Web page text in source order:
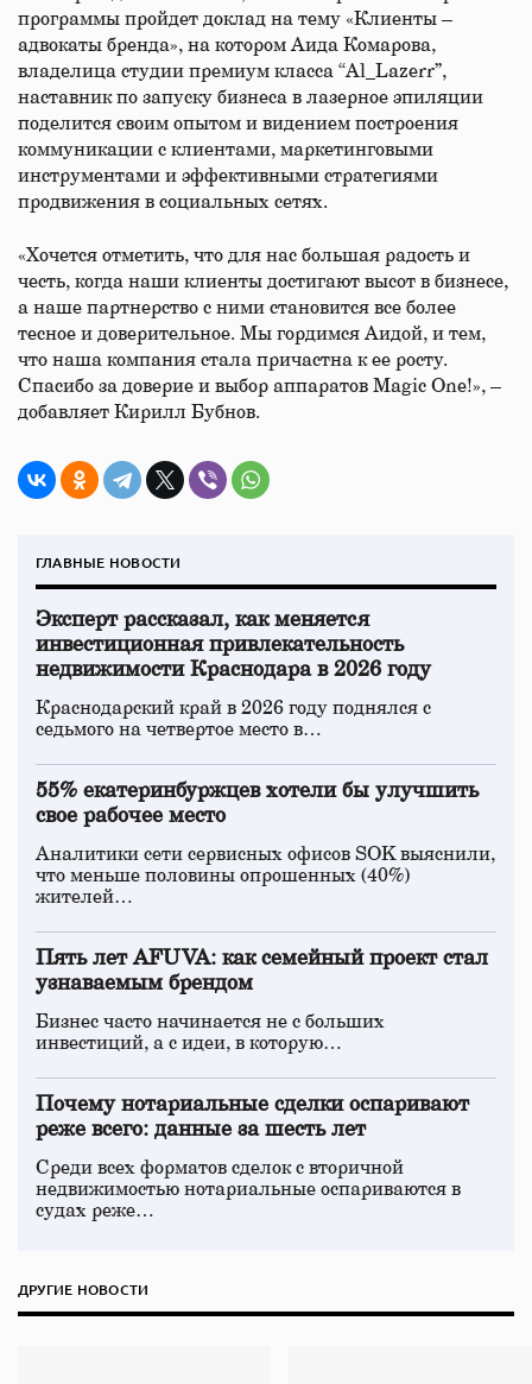
программы пройдет доклад на тему «Клиенты –
адвокаты бренда», на котором Аида Комарова,
владелица студии премиум класса “Al_Lazerr”,
наставник по запуску бизнеса в лазерное эпиляции
поделится своим опытом и видением построения
коммуникации с клиентами, маркетинговыми
инструментами и эффективными стратегиями
продвижения в социальных сетях.
«Хочется отметить, что для нас большая радость и
честь, когда наши клиенты достигают высот в бизнесе,
а наше партнерство с ними становится все более
тесное и доверительное. Мы гордимся Аидой, и тем,
что наша компания стала причастна к ее росту.
Спасибо за доверие и выбор аппаратов Magic One!», –
добавляет Кирилл Бубнов.
ГЛАВНЫЕ НОВОСТИ
Эксперт рассказал, как меняется
инвестиционная привлекательность
недвижимости Краснодара в 2026 году
Краснодарский край в 2026 году поднялся с
седьмого на четвертое место в…
55% екатеринбуржцев хотели бы улучшить
свое рабочее место
Аналитики сети сервисных офисов SOK выяснили,
что меньше половины опрошенных (40%)
жителей…
Пять лет AFUVA: как семейный проект стал
узнаваемым брендом
Бизнес часто начинается не с больших
инвестиций, а с идеи, в которую…
Почему нотариальные сделки оспаривают
реже всего: данные за шесть лет
Среди всех форматов сделок с вторичной
недвижимостью нотариальные оспариваются в
судах реже…
ДРУГИЕ НОВОСТИ